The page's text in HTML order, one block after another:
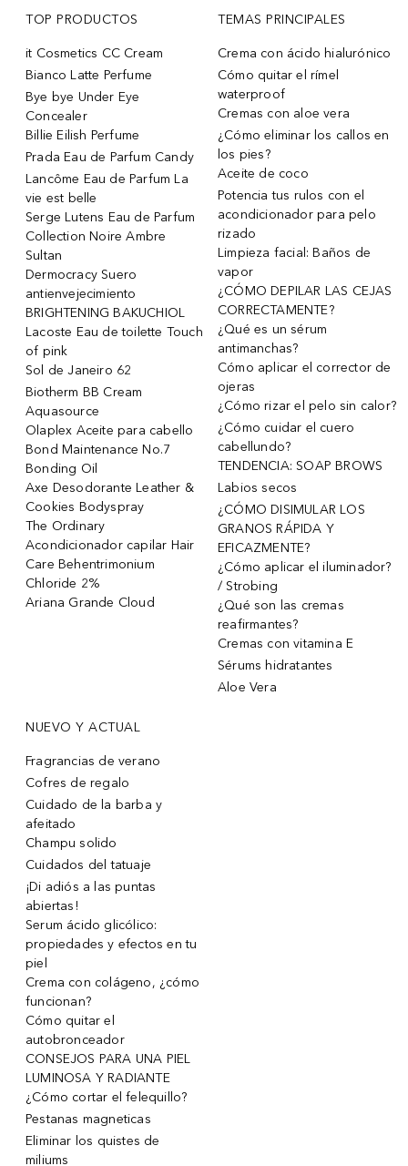
TOP PRODUCTOS
it Cosmetics CC Cream
Bianco Latte Perfume
Bye bye Under Eye
Concealer
Billie Eilish Perfume
Prada Eau de Parfum Candy
Lancôme Eau de Parfum La
vie est belle
Serge Lutens Eau de Parfum
Collection Noire Ambre
Sultan
Dermocracy Suero
antienvejecimiento
BRIGHTENING BAKUCHIOL
Lacoste Eau de toilette Touch
of pink
Sol de Janeiro 62
Biotherm BB Cream
Aquasource
Olaplex Aceite para cabello
Bond Maintenance No.7
Bonding Oil
Axe Desodorante Leather &
Cookies Bodyspray
The Ordinary
Acondicionador capilar Hair
Care Behentrimonium
Chloride 2%
Ariana Grande Cloud
TEMAS PRINCIPALES
Crema con ácido hialurónico
Cómo quitar el rímel
waterproof
Cremas con aloe vera
¿Cómo eliminar los callos en
los pies?
Aceite de coco
Potencia tus rulos con el
acondicionador para pelo
rizado
Limpieza facial: Baños de
vapor
¿CÓMO DEPILAR LAS CEJAS
CORRECTAMENTE?
¿Qué es un sérum
antimanchas?
Cómo aplicar el corrector de
ojeras
¿Cómo rizar el pelo sin calor?
¿Cómo cuidar el cuero
cabellundo?
TENDENCIA: SOAP BROWS
Labios secos
¿CÓMO DISIMULAR LOS
GRANOS RÁPIDA Y
EFICAZMENTE?
¿Cómo aplicar el iluminador?
/ Strobing
¿Qué son las cremas
reafirmantes?
Cremas con vitamina E
Sérums hidratantes
Aloe Vera
NUEVO Y ACTUAL
Fragrancias de verano
Cofres de regalo
Cuidado de la barba y
afeitado
Champu solido
Cuidados del tatuaje
¡Di adiós a las puntas
abiertas!
Serum ácido glicólico:
propiedades y efectos en tu
piel
Crema con colágeno, ¿cómo
funcionan?
Cómo quitar el
autobronceador
CONSEJOS PARA UNA PIEL
LUMINOSA Y RADIANTE
¿Cómo cortar el felequillo?
Pestanas magneticas
Eliminar los quistes de
miliums